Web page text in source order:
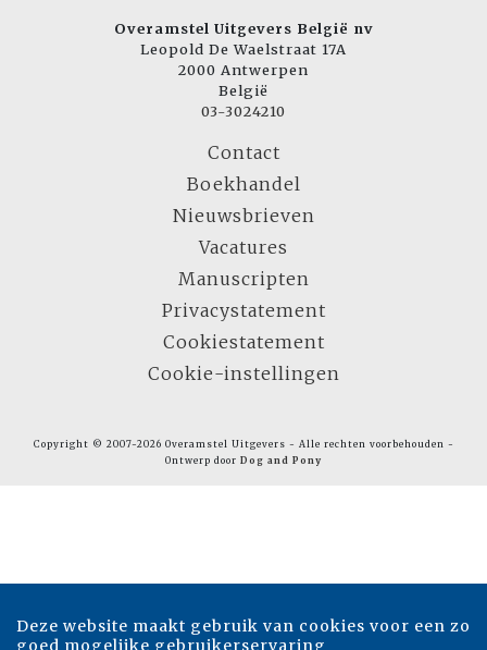
Overamstel Uitgevers België nv
Leopold De Waelstraat 17A
2000 Antwerpen
België
03-3024210
Contact
Boekhandel
Nieuwsbrieven
Vacatures
Manuscripten
Privacystatement
Cookiestatement
Cookie-instellingen
Copyright © 2007-2026 Overamstel Uitgevers - Alle rechten voorbehouden -
Ontwerp door Dog and Pony
Deze website maakt gebruik van cookies voor een zo
goed mogelijke gebruikerservaring